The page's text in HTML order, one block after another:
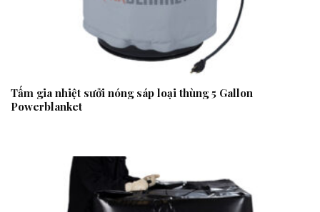
Tấm gia nhiệt sưởi nóng sáp loại thùng 5 Gallon
Powerblanket